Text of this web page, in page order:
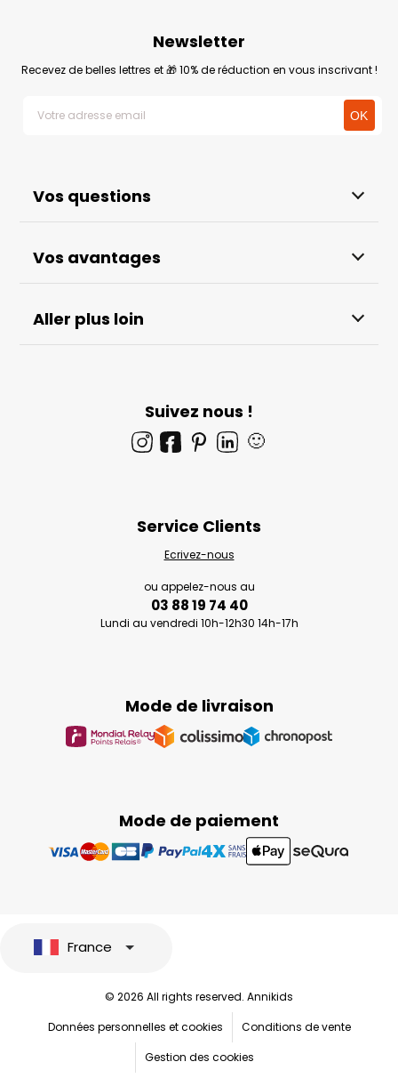
Vos questions
Vos avantages
Aller plus loin
Newsletter
Recevez de belles lettres et 🎁 10% de réduction en vous inscrivant !
Suivez nous !
🙂
Mode de paiement
Mode de livraison
Service Clients
Ecrivez-nous
ou appelez-nous au
03 88 19 74 40
Lundi au vendredi 10h-12h30 14h-17h
France
© 2026 All rights reserved. Annikids
Données personnelles et cookies
Conditions de vente
Gestion des cookies